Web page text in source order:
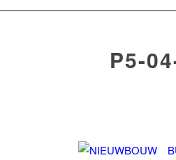
P5-